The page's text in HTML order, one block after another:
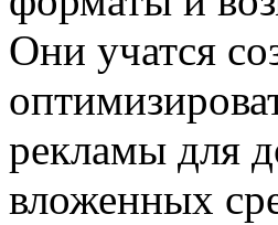
Они учатся
рекламы для
вложенных